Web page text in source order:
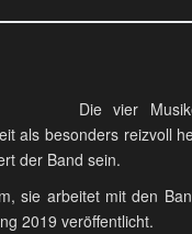
Die vier
als besonders reizvoll
der Band sein.
sie arbeitet mit den
2019 veröffentlicht.